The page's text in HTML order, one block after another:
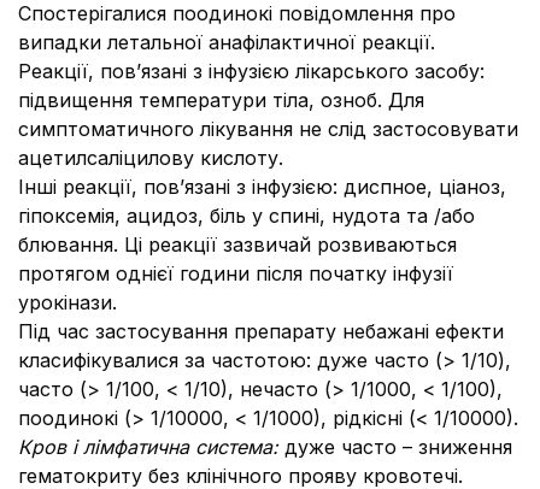
Спостерігалися поодинокі повідомлення про
випадки летальної анафілактичної реакції.
Реакції, пов’язані з інфузією лікарського засобу:
підвищення температури тіла, озноб. Для
симптоматичного лікування не слід застосовувати
ацетилсаліцилову кислоту.
Інші реакції, пов’язані з інфузією: диспное, ціаноз,
гіпоксемія, ацидоз, біль у спині, нудота та /або
блювання. Ці реакції зазвичай розвиваються
протягом однієї години після початку інфузії
урокінази.
Під час застосування препарату небажані ефекти
класифікувалися за частотою: дуже часто (> 1/10),
часто (> 1/100, < 1/10), нечасто (> 1/1000, < 1/100),
поодинокі (> 1/10000, < 1/1000), рідкісні (< 1/10000).
Кров і лімфатична система: дуже часто – зниження
гематокриту без клінічного прояву кровотечі.